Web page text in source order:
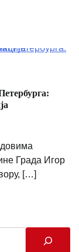
Града Игор
[…]